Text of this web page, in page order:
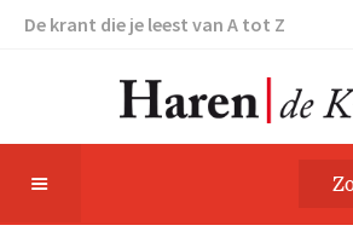
De krant die je leest van A tot Z